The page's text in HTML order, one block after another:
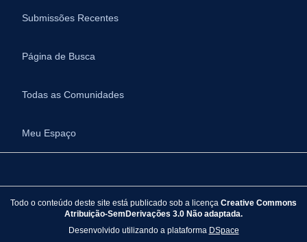
Submissões Recentes
Página de Busca
Todas as Comunidades
Meu Espaço
Todo o conteúdo deste site está publicado sob a licença Creative Commons
Atribuição-SemDerivações 3.0 Não adaptada.
Desenvolvido utilizando a plataforma DSpace